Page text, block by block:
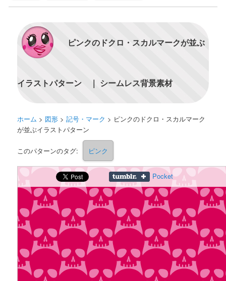
ピンクのドクロ・スカルマークが並ぶ
イラストパターン ｜ シームレス背景素材
ホーム > 図形 >記号・マーク > ピンクのドクロ・スカルマーク
が並ぶイラストパターン
このパターンのタグ: ピンク
Pocket